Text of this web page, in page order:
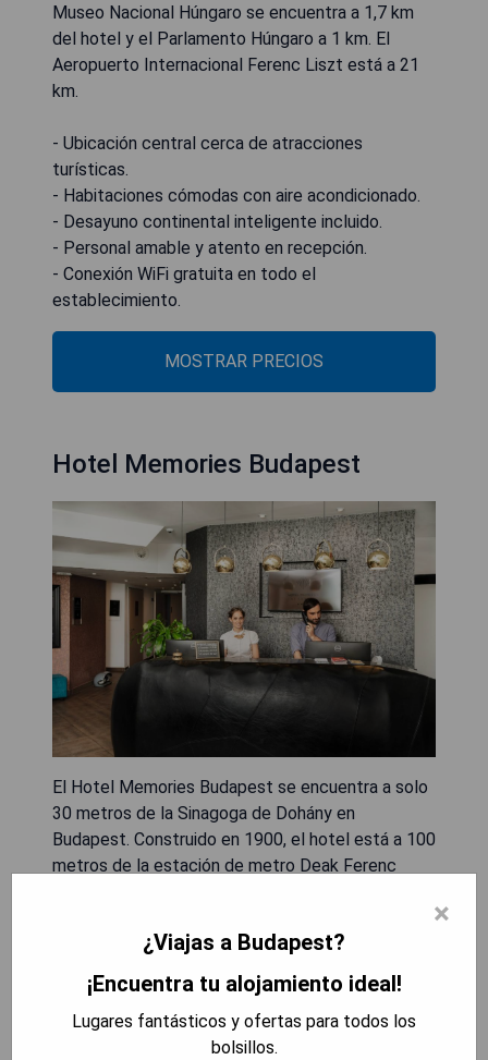
Museo Nacional Húngaro se encuentra a 1,7 km
del hotel y el Parlamento Húngaro a 1 km. El
Aeropuerto Internacional Ferenc Liszt está a 21
km.
- Ubicación central cerca de atracciones
turísticas.
- Habitaciones cómodas con aire acondicionado.
- Desayuno continental inteligente incluido.
- Personal amable y atento en recepción.
- Conexión WiFi gratuita en todo el
establecimiento.
MOSTRAR PRECIOS
Hotel Memories Budapest
El Hotel Memories Budapest se encuentra a solo
30 metros de la Sinagoga de Dohány en
Budapest. Construido en 1900, el hotel está a 100
metros de la estación de metro Deak Ferenc
fitness con sauna infrarroja. Las habitaciones
canales por satélite, máquina de café tipo
cápsula y algunas incluyen instalaciones para
Shabbat. Todas las habitaciones disponen de
×
¿Viajas a Budapest?
¡Encuentra tu alojamiento ideal!
Lugares fantásticos y ofertas para todos los
bolsillos.